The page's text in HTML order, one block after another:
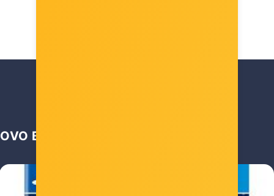
OVO BI VAS MOGLO ZANIMATI …